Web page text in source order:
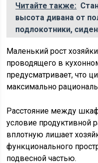
Читайте также:
высота дивана от
подлокотники,
Маленький рост
проводящего в
предусматривает, что
максимально
Расстояние между
условие продуктивной
вплотную лишает
функционального
подвесной частью.